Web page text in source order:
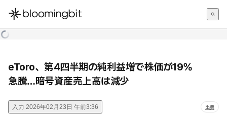
한국어
eToro、第4四半期の純利益増で株価が19%
急騰…暗号資産売上高は減少
入力 2026年02月23日 午前3:36 出典